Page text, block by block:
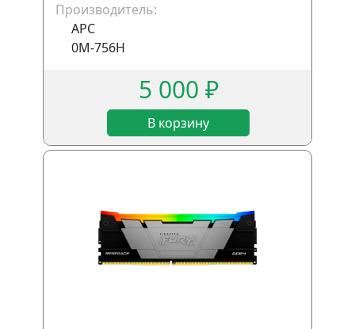
Производитель:
APC
0M-756H
5 000 ₽
В корзину